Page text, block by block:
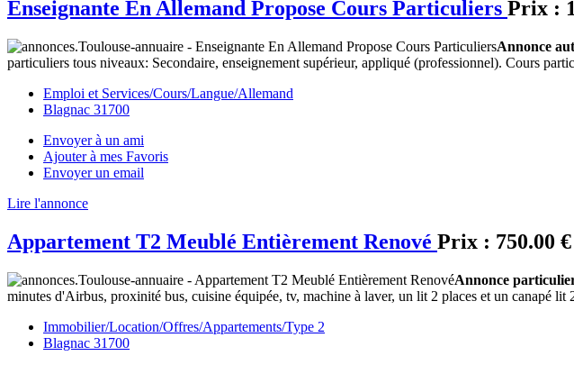
Enseignante En Allemand Propose Cours Particuliers Prix :
Annonce
particuliers tous niveaux: Secondaire, enseignement supérieur, appliqué (professionnel). Cours
Emploi et Services/Cours/Langue/Allemand
Blagnac 31700
Envoyer à un ami
Ajouter à mes Favoris
Envoyer un email
Lire l'annonce
Appartement T2 Meublé Entièrement Renové Prix : 750.00 €
Annonce
minutes d'Airbus, proxinité bus, cuisine équipée, tv, machine à laver, un lit 2 places et un canapé
Immobilier/Location/Offres/Appartements/Type 2
Blagnac 31700